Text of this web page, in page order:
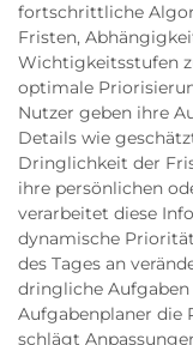
fortschrittliche
Fristen,
Wichtigkeitsstufen
optimale
Nutzer geben ihre
Details wie
Dringlichkeit der
ihre persönlichen
verarbeitet diese
dynamische
des Tages an
dringliche
Aufgabenplaner die
schlägt